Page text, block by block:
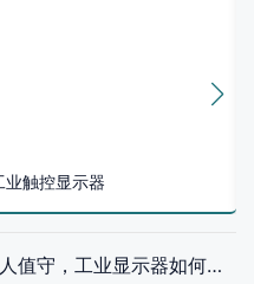
业触控显示器
显示器如何串联远程巡检与预警